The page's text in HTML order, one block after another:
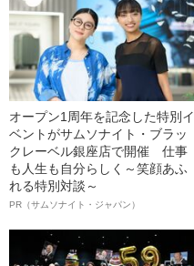
オープン1周年を記念した特別イ
ベントがサムソナイト・ブラッ
クレーベル銀座店で開催 仕事
も人生も自分らしく～笑顔あふ
れる特別対談～
PR（サムソナイト・ジャパン）